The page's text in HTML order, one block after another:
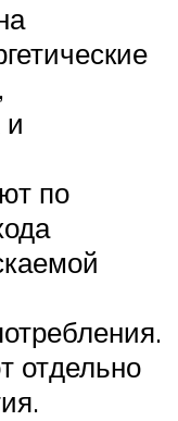
по
от­дельно